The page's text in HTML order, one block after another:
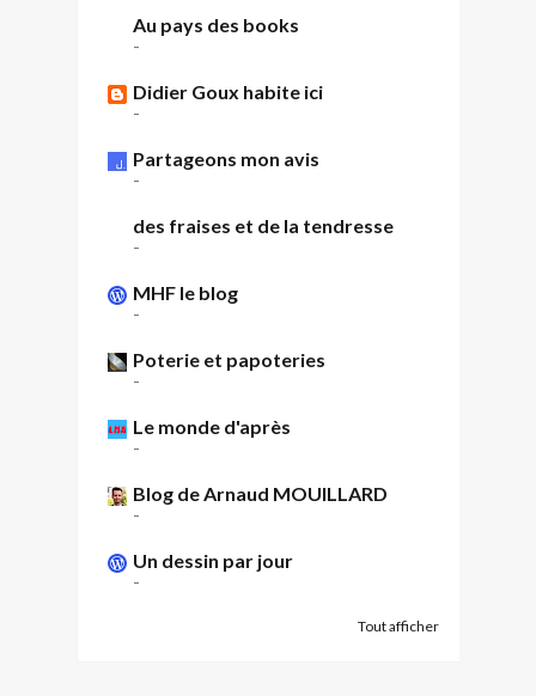
Au pays des books
-
Didier Goux habite ici
-
Partageons mon avis
-
des fraises et de la tendresse
-
MHF le blog
-
Poterie et papoteries
-
Le monde d'après
-
Blog de Arnaud MOUILLARD
-
Un dessin par jour
-
Tout afficher